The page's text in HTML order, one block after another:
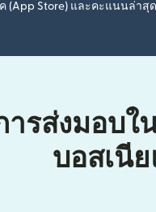
Store) และคะแนนล่าสุ
รส่งมอบใ
บอสเนี